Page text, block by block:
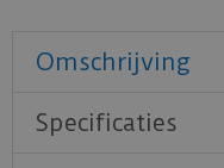
Omschrijving
Specificaties